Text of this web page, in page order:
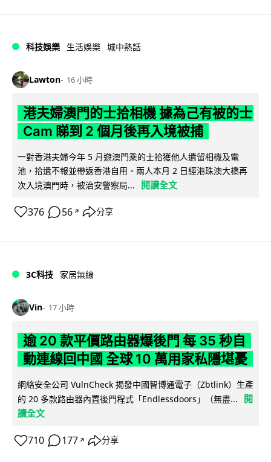
科技娛樂 生活娛樂 城中熱話
Lawton 16 小時
港夫婦澳門的士拾相機 據為己有被的士
Cam 睇到 2 個月後再入境被捕
一對香港夫婦今年 5 月遊澳門乘的士拾獲他人遺留相機及電
池，拾遺不報並帶返香港自用。兩人本月 2 日經港珠澳大橋再
次入境澳門時，被治安警察局...
閱讀全文
376 56 ↗ 分享
3C科技 家居無線
Vin 17 小時
逾 20 款平價路由器爆後門 每 35 秒自
動連線回中國 全球 10 萬用家私隱堪憂
網絡安全公司 VulnCheck 揭發中國智博通電子（Zbtlink）生產
的 20 多款路由器內置後門程式「Endlessdoors」（無盡...
閱
讀全文
710 177 ↗ 分享